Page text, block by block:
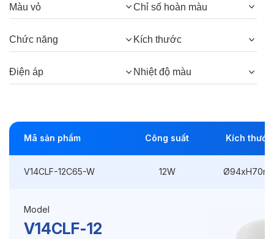
Góc chiếu:
Thông số Điện & Lắp đặt
Công suất:
Kích thước
Ø94xH70mm
Điện áp:220VAC, 50Hz
Độ bền & tùy chọn mở rộng
Tuổi thọ:>30000h
Màu vỏ Chỉ số hoàn màu
Chức năng Kích thước
Điện áp Nhiệt độ màu
Mã sản phẩm Công suất Kích thước
V14CLF-12C65-W 12W
Model
V14CLF-12